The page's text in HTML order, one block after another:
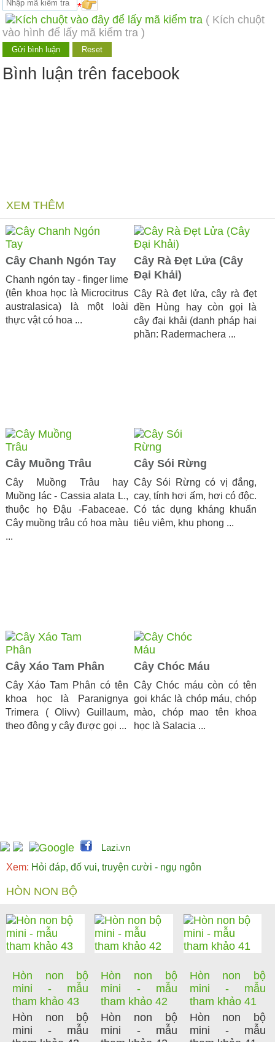
*
( Kích chuột
vào hình để lấy mã kiểm tra )
Bình luận trên facebook
XEM THÊM
Cây Chanh Ngón Tay
Chanh ngón tay - finger lime
(tên khoa học là Microcitrus
australasica) là một loài
thực vật có hoa ...
Cây Rà Đẹt Lửa (Cây
Đại Khải)
Cây Rà đẹt lửa, cây rà đẹt
đền Hùng hay còn gọi là
cây đại khải (danh pháp hai
phần: Radermachera ...
Cây Muồng Trâu
​Cây Muồng Trâu hay
Muồng lác - Cassia alata L.,
thuộc họ Đậu -Fabaceae.
Cây muồng trâu có hoa màu
...
Cây Sói Rừng
Cây Sói Rừng có vị đắng,
cay, tính hơi ấm, hơi có độc.
Có tác dụng kháng khuẩn
tiêu viêm, khu phong ...
Cây Xáo Tam Phân
Cây Xáo Tam Phân có tên
khoa học là Paranignya
Trimera ( Olivv) Guillaum,
theo đông y cây được gọi ...
Cây Chóc Máu
Cây Chóc máu còn có tên
gọi khác là chóp máu, chóp
mào, chóp mao tên khoa
học là Salacia ...
Lazi.vn
Xem: Hỏi đáp, đố vui, truyện cười - ngụ ngôn
HÒN NON BỘ
Hòn non bộ
mini - mẫu
tham khảo 43
Hòn non bộ
mini - mẫu
Hòn non bộ
mini - mẫu
tham khảo 42
Hòn non bộ
mini - mẫu
Hòn non bộ
mini - mẫu
tham khảo 41
Hòn non bộ
mini - mẫu